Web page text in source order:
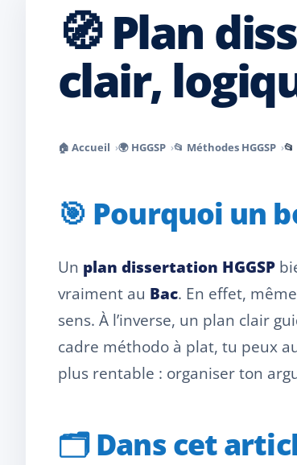
🧭 Plan
clair,
🏠 Accueil 🌍 HGGSP 📂 Méthodes HGGSP
🎯 Pourquoi un
Un plan dissertation HGGSP
vraiment au Bac. En effet,
sens. À l’inverse, un plan clair
cadre méthodo à plat, tu peux
plus rentable : organiser ton
🗂️Dans cet